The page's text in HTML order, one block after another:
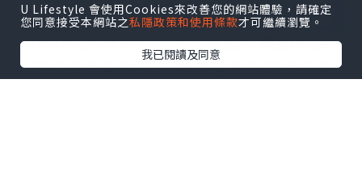
Sudio K2 Pro 外型型格美觀，隔絕噪音，
沉浸式享受音樂🎧五個內建麥克風保持清
U Lifestyle 會使用Cookies來改善您的網站體驗，請確定
您同意接受本網站之私隱政策和使用條款才可繼續瀏覽。
我已閱讀及同意